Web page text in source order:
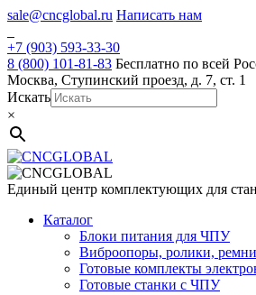
Skip
content
sale@cncglobal.ru Написать нам
+7 (903) 593-33-30
8 (800) 101-81-83 Бесплатно по всей
Москва, Ступинский проезд, д. 7, ст. 1
Искать
×
Единый центр комплектующих для
Каталог
Блоки питания для ЧПУ
Виброопоры, ролики,
Готовые комплекты
Готовые станки с ЧПУ